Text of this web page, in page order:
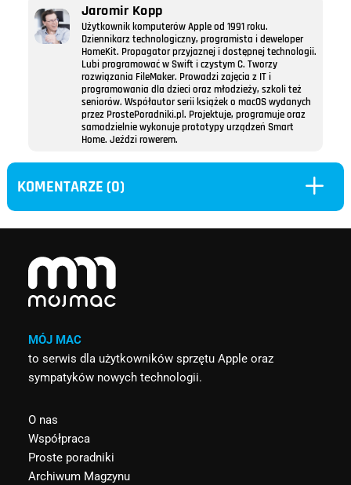
Jaromir Kopp
Użytkownik komputerów Apple od 1991 roku.
Dziennikarz technologiczny, programista i deweloper
HomeKit. Propagator przyjaznej i dostępnej technologii.
Lubi programować w Swift i czystym C. Tworzy
rozwiązania FileMaker. Prowadzi zajęcia z IT i
programowania dla dzieci oraz młodzieży, szkoli też
seniorów. Współautor serii książek o macOS wydanych
przez ProstePoradniki.pl. Projektuje, programuje oraz
samodzielnie wykonuje prototypy urządzeń Smart
Home. Jeździ rowerem.
KOMENTARZE (0) L
MÓJ MAC
to serwis dla użytkowników sprzętu Apple oraz
sympatyków nowych technologii.
O nas
Współpraca
Proste poradniki
Archiwum Magzynu